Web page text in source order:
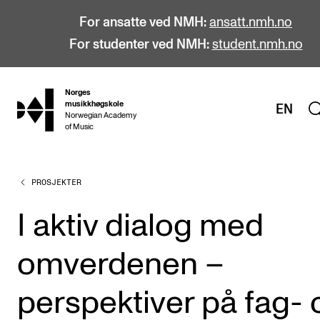
For ansatte ved NMH: ansatt.nmh.no
For studenter ved NMH: student.nmh.no
hjem
Norges
musikkhøgskole
Norwegian Academy
of Music
EN
STUDIER
Alle studier
Bachelor
Master
Årsstudium og videreutdanning
PROSJEKTER
I aktiv dialog med
omverdenen –
perspektiver på fag-